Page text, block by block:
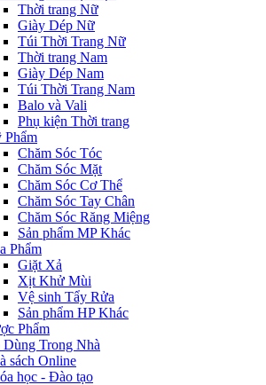
Thời trang Nữ
Giày Dép Nữ
Túi Thời Trang Nữ
Thời trang Nam
Giày Dép Nam
Túi Thời Trang Nam
Balo và Vali
Phụ kiện Thời trang
Phẩm
Chăm Sóc Tóc
Chăm Sóc Mặt
Chăm Sóc Cơ Thể
Chăm Sóc Tay Chân
Chăm Sóc Răng Miệng
Sản phẩm MP Khác
Phẩm
Giặt Xả
Xịt Khử Mùi
Vệ sinh Tẩy Rửa
Sản phẩm HP Khác
Phẩm
Trong Nhà
sách Online
học - Đào tạo